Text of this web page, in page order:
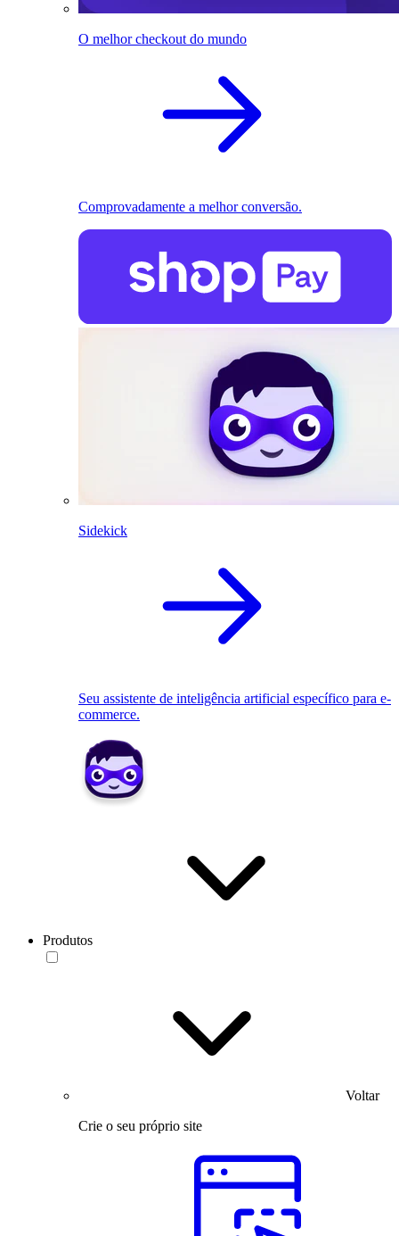
O melhor checkout do mundo
Comprovadamente a melhor conversão.
Sidekick
Seu assistente de inteligência artificial específico para e-
commerce.
Produtos
Voltar
Crie o seu próprio site